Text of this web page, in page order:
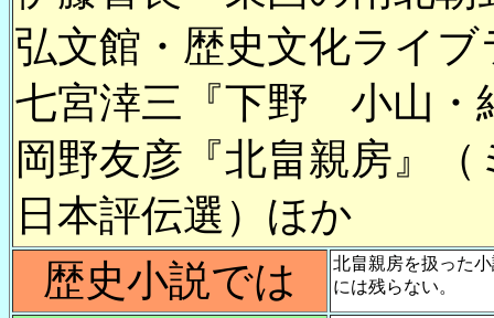
弘文館・歴史文化ライ
七宮涬三『下野 小山・
岡野友彦『北畠親房』
日本評伝選）ほか
歴史小説では
北畠親房を扱った
には残らない。